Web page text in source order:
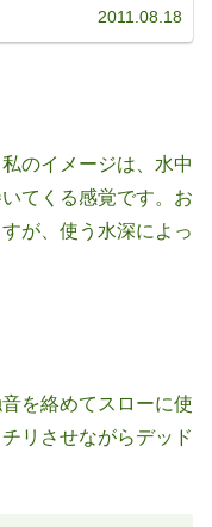
2011.08.18
のイメージは、水中
てくる感覚です。お
が、使う水深によっ
を絡めてスローに使
リさせながらデッド